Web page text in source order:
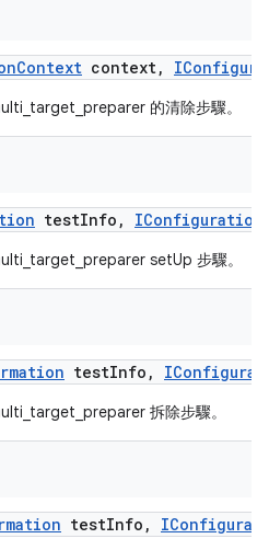
Context context,
的清除步驟。
testInfo , IConfiguration
setUp 步驟。
testInfo ,
拆除步驟。
testInfo ,